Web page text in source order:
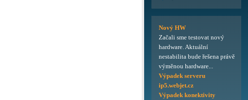
Nový HW
Začali sme testovat nový
hardware. Aktuální
nestabilita bude řešena právě
výměnou hardware...
Výpadek serveru
ip5.webjet.cz
Výpadek konektivity